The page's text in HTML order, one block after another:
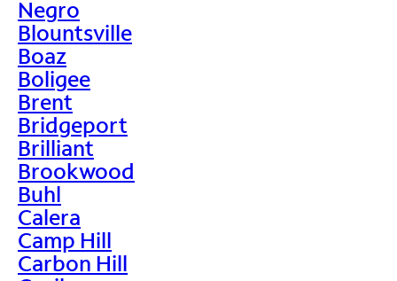
Negro
Blountsville
Boaz
Boligee
Brent
Bridgeport
Brilliant
Brookwood
Buhl
Calera
Camp Hill
Carbon Hill